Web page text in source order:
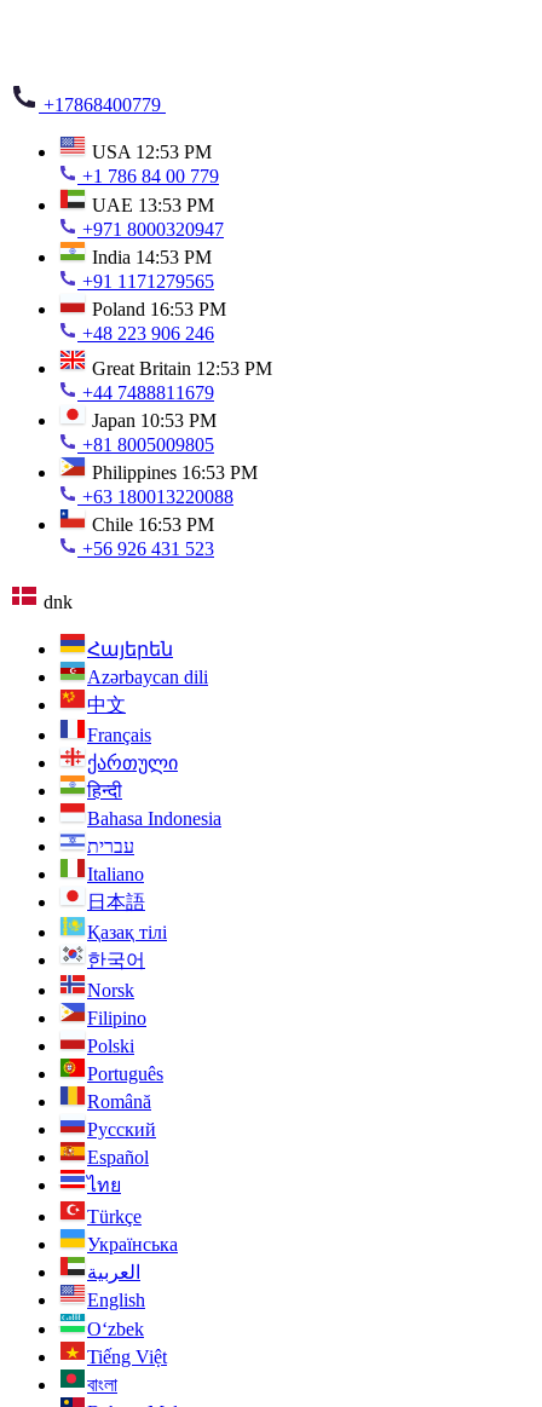
+17868400779
USA 12:53 PM
+1 786 84 00 779
UAE 13:53 PM
+971 8000320947
India 14:53 PM
+91 1171279565
Poland 16:53 PM
+48 223 906 246
Great Britain 12:53 PM
+44 7488811679
Japan 10:53 PM
+81 8005009805
Philippines 16:53 PM
+63 180013220088
Chile 16:53 PM
+56 926 431 523
dnk
Հայերեն
Azərbaycan dili
中文
Français
ქართული
हिन्दी
Bahasa Indonesia
עברית
Italiano
日本語
Қазақ тілі
한국어
Norsk
Filipino
Polski
Português
Română
Русский
Español
ไทย
Türkçe
Українська
العربية
English
O‘zbek
Tiếng Việt
বাংলা